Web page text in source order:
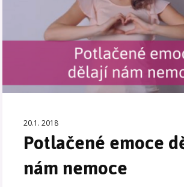
20.1. 2018
Potlačené emoce
nám nemoce